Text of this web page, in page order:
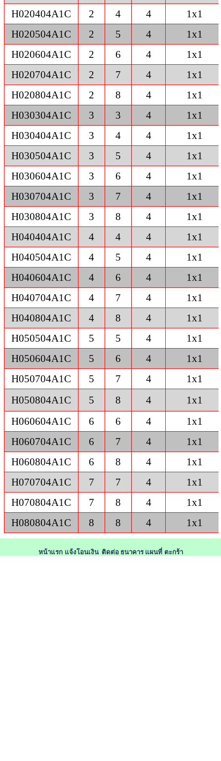
H020404A1C
2 4 4
1x1
H020504A1C
2 5 4
1x1
H020604A1C
2 6 4
1x1
H020704A1C
2 7 4
1x1
H020804A1C
2 8 4
1x1
H030304A1C
3 3 4
1x1
H030404A1C
3 4 4
1x1
H030504A1C
3 5 4
1x1
H030604A1C
3 6 4
1x1
H030704A1C
3 7 4
1x1
H030804A1C
3 8 4
1x1
H040404A1C
4 4 4
1x1
H040504A1C
4 5 4
1x1
H040604A1C
4 6 4
1x1
H040704A1C
4 7 4
1x1
H040804A1C
4 8 4
1x1
H050504A1C
5 5 4
1x1
H050604A1C
5 6 4
1x1
H050704A1C
5 7 4
1x1
H050804A1C
5 8 4
1x1
H060604A1C
6 6 4
1x1
H060704A1C
6 7 4
1x1
H060804A1C
6 8 4
1x1
H070704A1C
7 7 4
1x1
H070804A1C
7 8 4
1x1
H080804A1C
8 8 4 1x1
หน้าแรก แจ้งโอนเงิน ติดต่อ ธนาคาร แผนที่ ตะกร้า